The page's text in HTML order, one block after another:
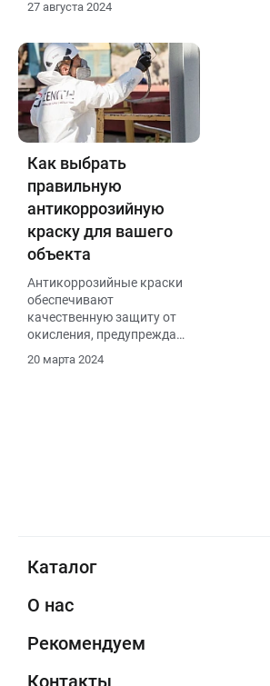
и соблюдением условий
27 августа 2024
Как выбрать
правильную
антикоррозийную
краску для вашего
объекта
Антикоррозийные краски
обеспечивают
качественную защиту от
окисления, предупреждая
20 марта 2024
Каталог
О нас
Рекомендуем
Контакты